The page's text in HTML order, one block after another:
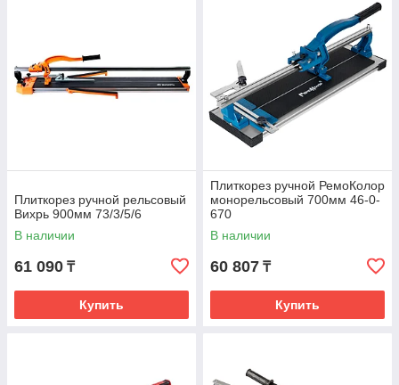
Плиткорез ручной рельсовый
Вихрь 900мм 73/3/5/6
В наличии
61 090 ₸
Купить
Плиткорез ручной РемоКолор
монорельсовый 700мм 46-0-
670
В наличии
60 807 ₸
Купить